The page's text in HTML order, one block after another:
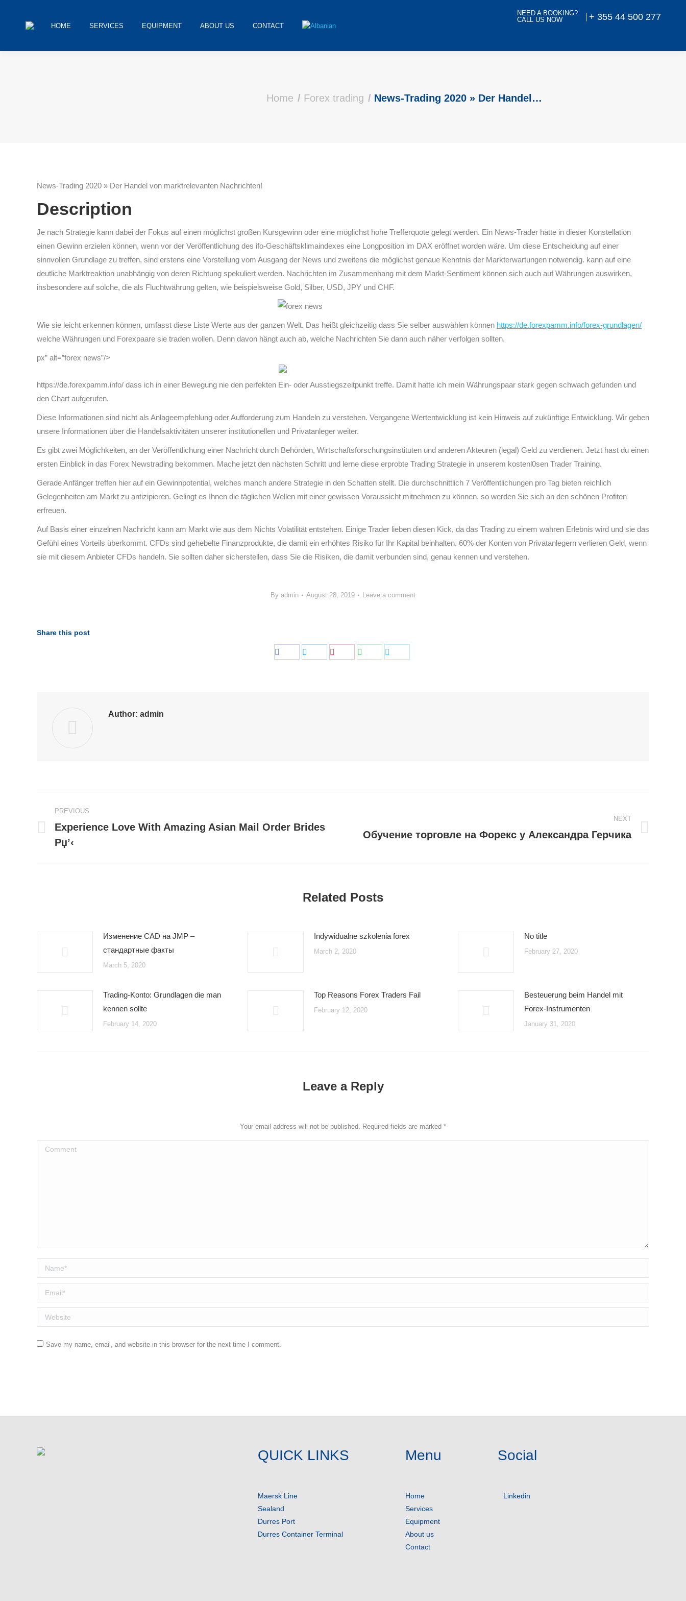
HOME SERVICES EQUIPMENT ABOUT US CONTACT
NEED A BOOKING?
CALL US NOW
+ 355 44 500 277
Home Forex trading News-Trading 2020 » Der Handel…
News-Trading 2020 » Der Handel von marktrelevanten Nachrichten!
Description
Je nach Strategie kann dabei der Fokus auf einen möglichst großen Kursgewinn oder eine möglichst hohe Trefferquote gelegt werden. Ein News-Trader hätte in dieser Konstellation
einen Gewinn erzielen können, wenn vor der Veröffentlichung des ifo-Geschäftsklimaindexes eine Longposition im DAX eröffnet worden wäre. Um diese Entscheidung auf einer
sinnvollen Grundlage zu treffen, sind erstens eine Vorstellung vom Ausgang der News und zweitens die möglichst genaue Kenntnis der Markterwartungen notwendig. kann auf eine
deutliche Marktreaktion unabhängig von deren Richtung spekuliert werden. Nachrichten im Zusammenhang mit dem Markt-Sentiment können sich auch auf Währungen auswirken,
insbesondere auf solche, die als Fluchtwährung gelten, wie beispielsweise Gold, Silber, USD, JPY und CHF.
Wie sie leicht erkennen können, umfasst diese Liste Werte aus der ganzen Welt. Das heißt gleichzeitig dass Sie selber auswählen können https://de.forexpamm.info/forex-grundlagen/
welche Währungen und Forexpaare sie traden wollen. Denn davon hängt auch ab, welche Nachrichten Sie dann auch näher verfolgen sollten.
px” alt=”forex news”/>
https://de.forexpamm.info/ dass ich in einer Bewegung nie den perfekten Ein- oder Ausstiegszeitpunkt treffe. Damit hatte ich mein Währungspaar stark gegen schwach gefunden und
den Chart aufgerufen.
Diese Informationen sind nicht als Anlageempfehlung oder Aufforderung zum Handeln zu verstehen. Vergangene Wertentwicklung ist kein Hinweis auf zukünftige Entwicklung. Wir geben
unsere Informationen über die Handelsaktivitäten unserer institutionellen und Privatanleger weiter.
Es gibt zwei Möglichkeiten, an der Veröffentlichung einer Nachricht durch Behörden, Wirtschaftsforschungsinstituten und anderen Akteuren (legal) Geld zu verdienen. Jetzt hast du einen
ersten Einblick in das Forex Newstrading bekommen. Mache jetzt den nächsten Schritt und lerne diese erprobte Trading Strategie in unserem kostenl0sen Trader Training.
Gerade Anfänger treffen hier auf ein Gewinnpotential, welches manch andere Strategie in den Schatten stellt. Die durchschnittlich 7 Veröffentlichungen pro Tag bieten reichlich
Gelegenheiten am Markt zu antizipieren. Gelingt es Ihnen die täglichen Wellen mit einer gewissen Voraussicht mitnehmen zu können, so werden Sie sich an den schönen Profiten
erfreuen.
Auf Basis einer einzelnen Nachricht kann am Markt wie aus dem Nichts Volatilität entstehen. Einige Trader lieben diesen Kick, da das Trading zu einem wahren Erlebnis wird und sie das
Gefühl eines Vorteils überkommt. CFDs sind gehebelte Finanzprodukte, die damit ein erhöhtes Risiko für Ihr Kapital beinhalten. 60% der Konten von Privatanlegern verlieren Geld, wenn
sie mit diesem Anbieter CFDs handeln. Sie sollten daher sicherstellen, dass Sie die Risiken, die damit verbunden sind, genau kennen und verstehen.
By admin August 28, 2019 Leave a comment
Share this post
Author: admin
navigation
PREVIOUS
Previous
post:
Experience Love With Amazing Asian Mail Order Brides
Рџ’‹
NEXT
Next
Обучение торговле на Форекс у Александра Герчика
Related Posts
Изменение CAD на JMP –
стандартные факты
March 5, 2020
Indywidualne szkolenia forex
March 2, 2020
No title
February 27, 2020
Trading-Konto: Grundlagen die man
kennen sollte
February 14, 2020
Top Reasons Forex Traders Fail
February 12, 2020
Besteuerung beim Handel mit
Forex-Instrumenten
January 31, 2020
Leave a Reply
Your email address will not be published. Required fields are marked *
Comment
Name *
Email *
Website
Save my name, email, and website in this browser for the next time I comment.
QUICK LINKS
Maersk Line
Sealand
Durres Port
Durres Container Terminal
Menu
Home
Services
Equipment
About us
Contact
Social
Linkedin